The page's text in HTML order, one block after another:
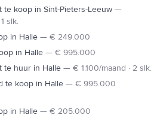
te koop in Sint-Pieters-Leeuw—
slk.
in Halle— € 249.000
in Halle— € 995.000
te huur in Halle— € 1.100/maand · 2 slk.
te koop in Halle— € 995.000
in Halle— € 205.000